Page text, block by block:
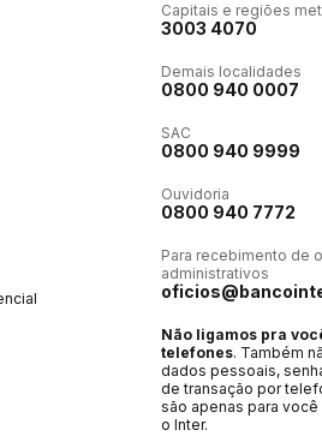
Capitais e regiões
3003 4070
Demais localidades
0800 940 0007
SAC
0800 940 9999
Ouvidoria
0800 940 7772
Para recebimento de
administrativos
Não ligamos pra
telefones. Também
dados pessoais,
de transação por
são apenas para
o Inter.